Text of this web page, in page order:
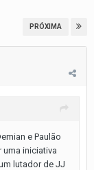
PRÓXIMA
e Paulão
iniciativa
lutador de JJ